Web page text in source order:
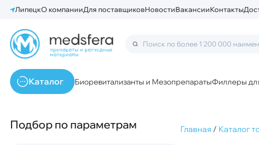
ЛипецкО компанииДля поставщиковНовостиВакансииКонтакты
Каталог Биоревитализанты и МезопрепаратыФиллеры
Подбор по параметрам Главная / Каталог